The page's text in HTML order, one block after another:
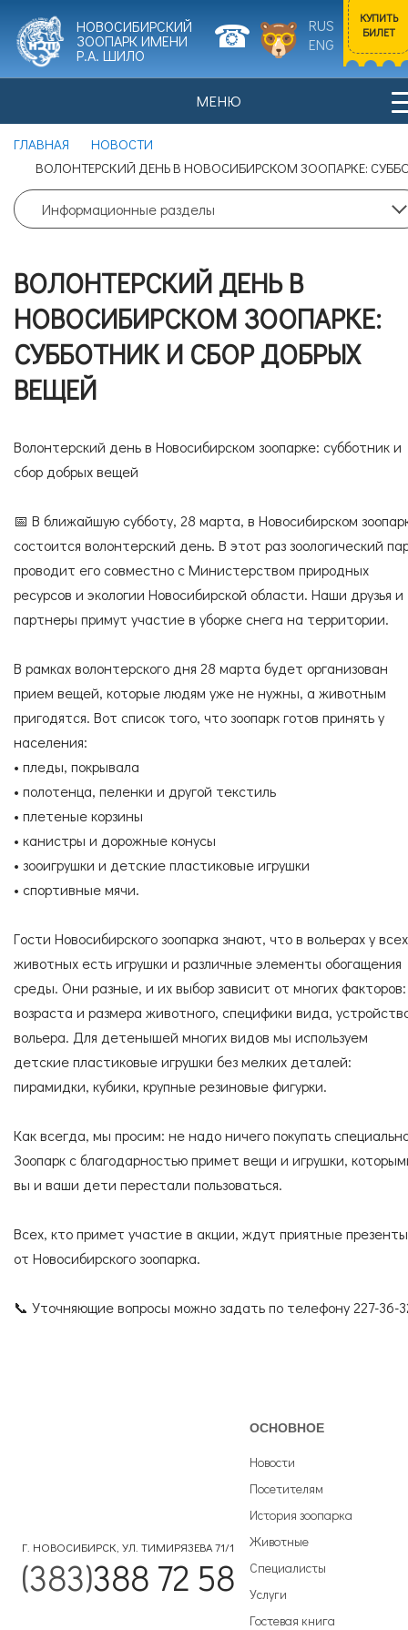
НОВОСИБИРСКИЙ
ЗООПАРК ИМЕНИ
Р.А. ШИЛО
RUS
ENG
КУПИТЬ
БИЛЕТ
Входной билет
Взрослый
0
Входной билет
Льготный
0
Цена билета: 350 рублей.
Согласие на обработку
билетов
МЕНЮ
НОВОСТИ ПОСЕТИТЕЛЯМ
ИСТОРИЯ ЗООПАРКА ЖИВОТНЫЕ
ГОСТЕВАЯ КНИГА ОКАЗАТЬ ПОМОЩЬ
НАШИ ДРУЗЬЯ
ГЛАВНАЯ
НОВОСТИ
ВОЛОНТЕРСКИЙ ДЕНЬ В НОВОСИБИРСКОМ ЗООПАРКЕ:
Информационные разделы
ВОЛОНТЕРСКИЙ ДЕНЬ В
НОВОСИБИРСКОМ ЗООПАРКЕ:
СУББОТНИК И СБОР ДОБРЫХ
ВЕЩЕЙ
Волонтерский день в Новосибирском зоопарке: субботник и
сбор добрых вещей
📅 В ближайшую субботу, 28 марта, в Новосибирском
состоится волонтерский день. В этот раз зоологический
проводит его совместно с Министерством природных
ресурсов и экологии Новосибирской области. Наши друзья и
партнеры примут участие в уборке снега на территории.
В рамках волонтерского дня 28 марта будет организован
прием вещей, которые людям уже не нужны, а животным
пригодятся. Вот список того, что зоопарк готов принять у
населения:
• пледы, покрывала
• полотенца, пеленки и другой текстиль
• плетеные корзины
• канистры и дорожные конусы
• зооигрушки и детские пластиковые игрушки
• спортивные мячи.
Гости Новосибирского зоопарка знают, что в вольерах у всех
животных есть игрушки и различные элементы обогащения
среды. Они разные, и их выбор зависит от многих факторов:
возраста и размера животного, специфики вида,
вольера. Для детенышей многих видов мы используем
детские пластиковые игрушки без мелких деталей:
пирамидки, кубики, крупные резиновые фигурки.
Как всегда, мы просим: не надо ничего покупать
Зоопарк с благодарностью примет вещи и игрушки,
вы и ваши дети перестали пользоваться.
Всех, кто примет участие в акции, ждут приятные презенты
от Новосибирского зоопарка.
📞 Уточняющие вопросы можно задать по телефону 227-36-
Г. НОВОСИБИРСК, УЛ. ТИМИРЯЗЕВА 71/1
(383)388 72 58
ОСНОВНОЕ
Новости
Посетителям
История зоопарка
Животные
Специалисты
Услуги
Гостевая книга